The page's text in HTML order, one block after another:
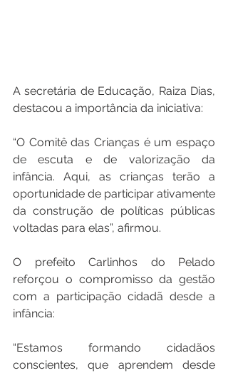
A secretária de Educação, Raiza Dias,
destacou a importância da iniciativa:
“O Comitê das Crianças é um espaço
de escuta e de valorização da
infância. Aqui, as crianças terão a
oportunidade de participar ativamente
da construção de políticas públicas
voltadas para elas”, afirmou.
O prefeito Carlinhos do Pelado
reforçou o compromisso da gestão
com a participação cidadã desde a
infância:
“Estamos formando cidadãos
conscientes, que aprendem desde